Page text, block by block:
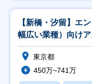
【新橋・汐留】エ
幅広い業種）向け
東京都
450万~741万